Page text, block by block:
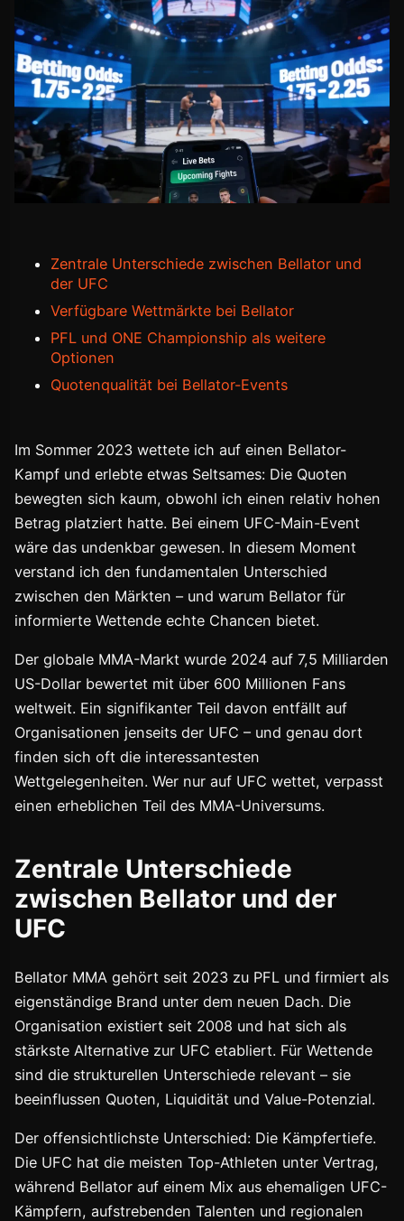
Zentrale Unterschiede zwischen Bellator und
der UFC
Verfügbare Wettmärkte bei Bellator
PFL und ONE Championship als weitere
Optionen
Quotenqualität bei Bellator-Events
Im Sommer 2023 wettete ich auf einen Bellator-
Kampf und erlebte etwas Seltsames: Die Quoten
bewegten sich kaum, obwohl ich einen relativ hohen
Betrag platziert hatte. Bei einem UFC-Main-Event
wäre das undenkbar gewesen. In diesem Moment
verstand ich den fundamentalen Unterschied
zwischen den Märkten – und warum Bellator für
informierte Wettende echte Chancen bietet.
Der globale MMA-Markt wurde 2024 auf 7,5 Milliarden
US-Dollar bewertet mit über 600 Millionen Fans
weltweit. Ein signifikanter Teil davon entfällt auf
Organisationen jenseits der UFC – und genau dort
finden sich oft die interessantesten
Wettgelegenheiten. Wer nur auf UFC wettet, verpasst
einen erheblichen Teil des MMA-Universums.
Zentrale Unterschiede
zwischen Bellator und der
UFC
Bellator MMA gehört seit 2023 zu PFL und firmiert als
eigenständige Brand unter dem neuen Dach. Die
Organisation existiert seit 2008 und hat sich als
stärkste Alternative zur UFC etabliert. Für Wettende
sind die strukturellen Unterschiede relevant – sie
beeinflussen Quoten, Liquidität und Value-Potenzial.
Der offensichtlichste Unterschied: Die Kämpfertiefe.
Die UFC hat die meisten Top-Athleten unter Vertrag,
während Bellator auf einem Mix aus ehemaligen UFC-
Kämpfern, aufstrebenden Talenten und regionalen